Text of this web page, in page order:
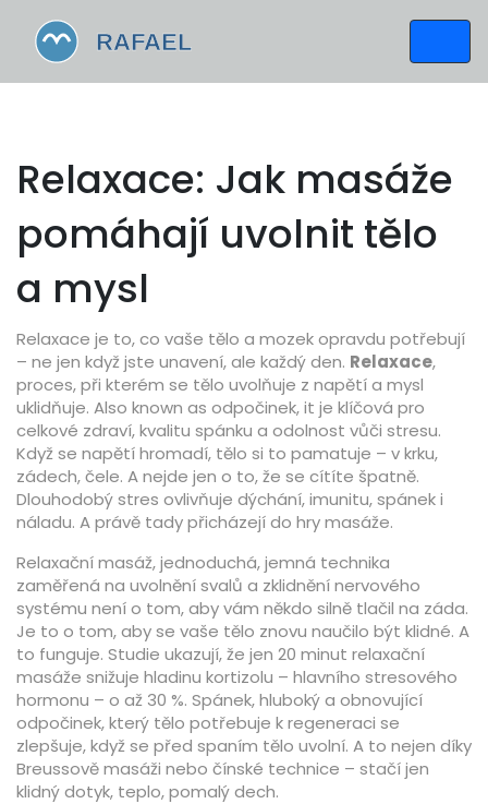
Relaxace: Jak masáže
pomáhají uvolnit tělo
a mysl
Relaxace je to, co vaše tělo a mozek opravdu potřebují
– ne jen když jste unavení, ale každý den. Relaxace,
proces, při kterém se tělo uvolňuje z napětí a mysl
uklidňuje. Also known as odpočinek, it je klíčová pro
celkové zdraví, kvalitu spánku a odolnost vůči stresu.
Když se napětí hromadí, tělo si to pamatuje – v krku,
zádech, čele. A nejde jen o to, že se cítíte špatně.
Dlouhodobý stres ovlivňuje dýchání, imunitu, spánek i
náladu. A právě tady přicházejí do hry masáže.
Relaxační masáž,jednoduchá, jemná technika
zaměřená na uvolnění svalů a zklidnění nervového
systému není o tom, aby vám někdo silně tlačil na záda.
Je to o tom, aby se vaše tělo znovu naučilo být klidné. A
to funguje. Studie ukazují, že jen 20 minut relaxační
masáže snižuje hladinu kortizolu – hlavního stresového
hormonu – o až 30 %. Spánek,hluboký a obnovující
odpočinek, který tělo potřebuje k regeneraci se
zlepšuje, když se před spaním tělo uvolní. A to nejen díky
Breussově masáži nebo čínské technice – stačí jen
klidný dotyk, teplo, pomalý dech.